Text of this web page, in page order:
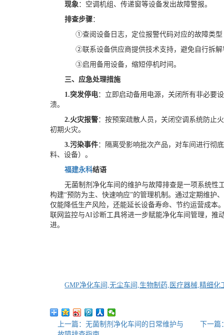
现象：空调机组、传递窗等设备发出故障警报。
排查步骤：
①查阅设备日志，定位报警代码对应的故障类
②联系设备供应商提供技术支持，避免自行拆
③启用备用设备，缩短停机时间。
三、应急处理措施
1.突发停电：立即启动备用电源，关闭所有非必要
溃。
2.火灾报警：按预案疏散人员，关闭空调系统防止
初期火灾。
3.污染事件：隔离受影响批次产品，对车间进行彻
料、设备）。
福建永科结语
无菌制剂净化车间的维护与故障排查是一项系统性
构建“预防为主、快速响应”的管理机制。通过定期维护
仅能降低生产风险，还能延长设备寿命、节约运营成本
联网监控与AI诊断工具将进一步赋能净化车间管理，推
进。
GMP净化车间,无尘车间,生物制药,医疗器械,精细
上一篇：无菌制剂净化车间的日常维护与
下一